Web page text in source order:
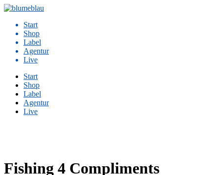
Zum
springenStart
Shop
Label
Agentur
Live
Start
Shop
Label
Agentur
Live
Fishing 4 Compliments